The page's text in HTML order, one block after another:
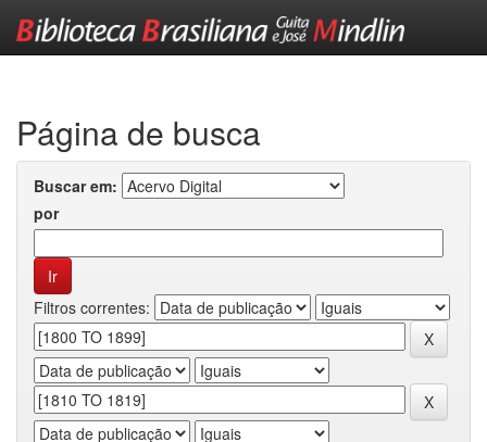
Página de busca
Buscar em:
por
Filtros correntes: